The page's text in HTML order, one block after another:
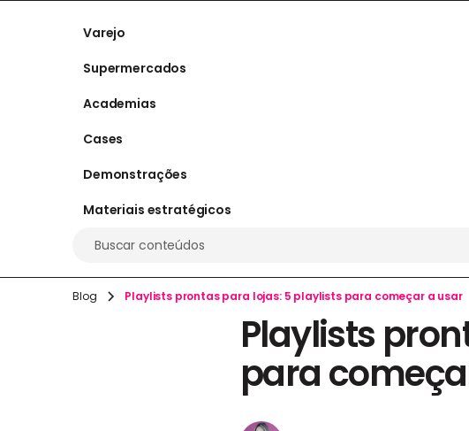
Varejo
Supermercados
Academias
Cases
Demonstrações
Materiais estratégicos
Buscar conteúdos
Blog Playlists prontas para lojas: 5 playlists para começar a usar
Playlists
para